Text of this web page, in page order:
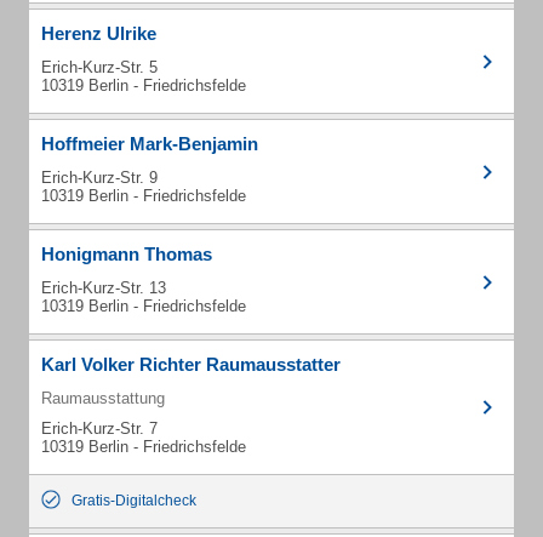
Herenz Ulrike
Erich-Kurz-Str. 5
10319 Berlin - Friedrichsfelde
Hoffmeier Mark-Benjamin
Erich-Kurz-Str. 9
10319 Berlin - Friedrichsfelde
Honigmann Thomas
Erich-Kurz-Str. 13
10319 Berlin - Friedrichsfelde
Karl Volker Richter Raumausstatter
Raumausstattung
Erich-Kurz-Str. 7
10319 Berlin - Friedrichsfelde
Gratis-Digitalcheck